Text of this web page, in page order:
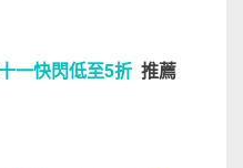
一快閃低至5折 推薦